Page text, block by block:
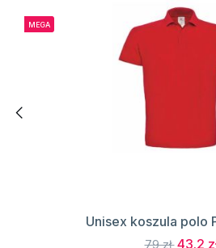
MEGA
Unisex koszula polo
79 zł 43.2